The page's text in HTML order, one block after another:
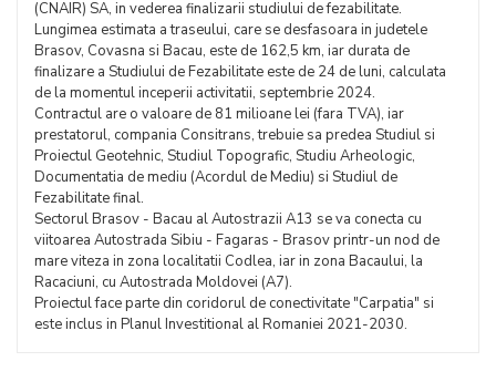
(CNAIR) SA, in vederea finalizarii studiului de fezabilitate.
Lungimea estimata a traseului, care se desfasoara in judetele
Brasov, Covasna si Bacau, este de 162,5 km, iar durata de
finalizare a Studiului de Fezabilitate este de 24 de luni, calculata
de la momentul inceperii activitatii, septembrie 2024.
Contractul are o valoare de 81 milioane lei (fara TVA), iar
prestatorul, compania Consitrans, trebuie sa predea Studiul si
Proiectul Geotehnic, Studiul Topografic, Studiu Arheologic,
Documentatia de mediu (Acordul de Mediu) si Studiul de
Fezabilitate final.
Sectorul Brasov - Bacau al Autostrazii A13 se va conecta cu
viitoarea Autostrada Sibiu - Fagaras - Brasov printr-un nod de
mare viteza in zona localitatii Codlea, iar in zona Bacaului, la
Racaciuni, cu Autostrada Moldovei (A7).
Proiectul face parte din coridorul de conectivitate "Carpatia" si
este inclus in Planul Investitional al Romaniei 2021-2030.